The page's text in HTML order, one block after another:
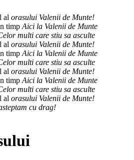
al orasului Valenii de Munte!
timp Aici la Valenii de Munte
multi care stiu sa asculte
al orasului Valenii de Munte!
timp Aici la Valenii de Munte
multi care stiu sa asculte
al orasului Valenii de Munte!
timp Aici la Valenii de Munte
multi care stiu sa asculte
al orasului Valenii de Munte!
cu drag!